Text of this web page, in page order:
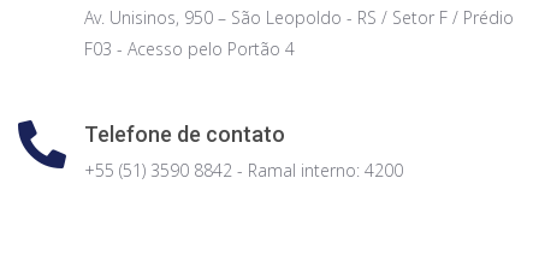
Av. Unisinos, 950 – São Leopoldo - RS / Setor F / Prédio
F03 - Acesso pelo Portão 4
Telefone de contato
+55 (51) 3590 8842 - Ramal interno: 4200